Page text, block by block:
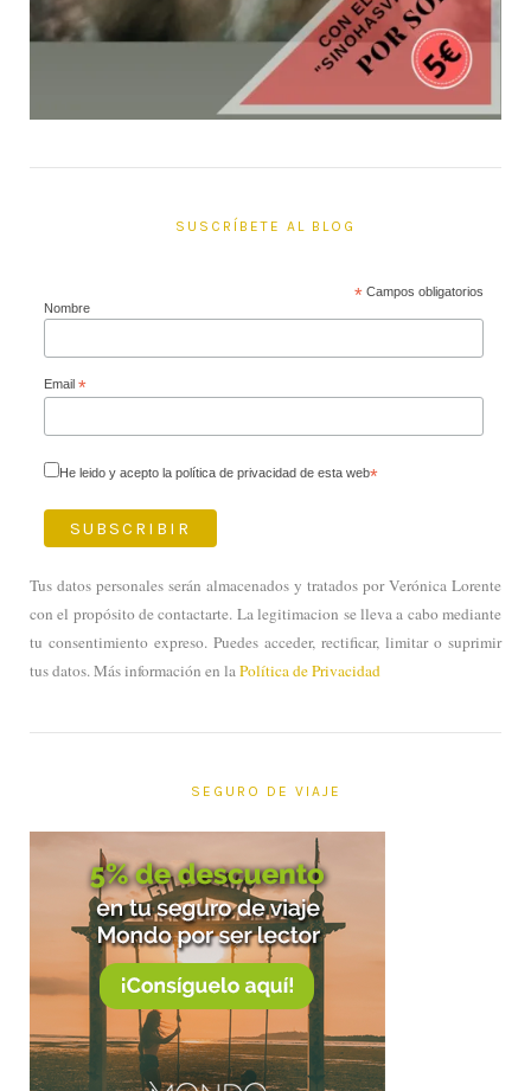
SUSCRÍBETE AL BLOG
*Campos obligatorios
Nombre
Email *
He leido y acepto la política de privacidad de esta web*
Tus datos personales serán almacenados y tratados por Verónica Lorente
con el propósito de contactarte. La legitimacion se lleva a cabo mediante
tu consentimiento expreso. Puedes acceder, rectificar, limitar o suprimir
tus datos. Más información en laPolítica de Privacidad
SEGURO DE VIAJE